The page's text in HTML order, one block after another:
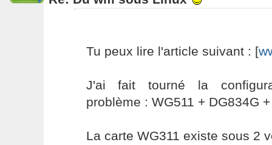
Tu peux lire l'article suivant : [
J'ai fait tourné la
problème : WG511 + DG834G
La carte WG311 existe sous 2